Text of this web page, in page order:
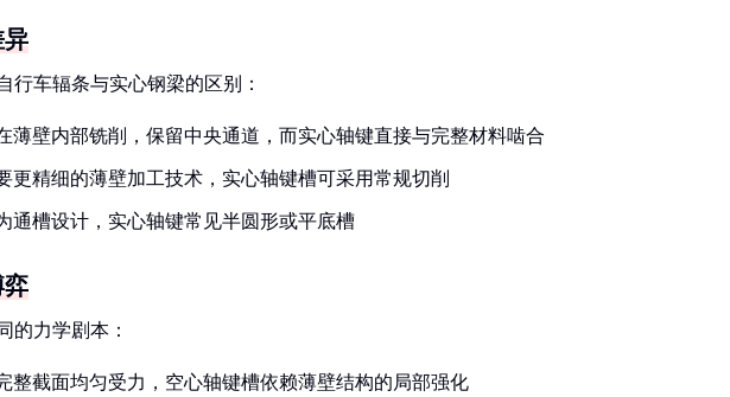
异
行车辐条与实心钢梁的区别：
薄壁内部铣削，保留中央通道，而实心轴键直接与完整材料啮合
更精细的薄壁加工技术，实心轴键槽可采用常规切削
通槽设计，实心轴键常见半圆形或平底槽
弈
的力学剧本：
整截面均匀受力，空心轴键槽依赖薄壁结构的局部强化